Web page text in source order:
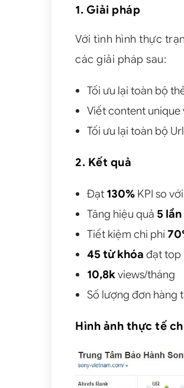
1. Giải pháp
Với tình hình thực
các giải pháp sau:
Tối ưu lại toàn bộ
Viết content unique
Tối ưu lại toàn bộ Url
2. Kết quả
Đạt 130% KPI so
Tăng hiệu quả 5 lần
Tiết kiệm chi phí
45 từ khóa đạt top
10,8kviews/tháng
Số lượng đơn hàng
Hình ảnh thực tế